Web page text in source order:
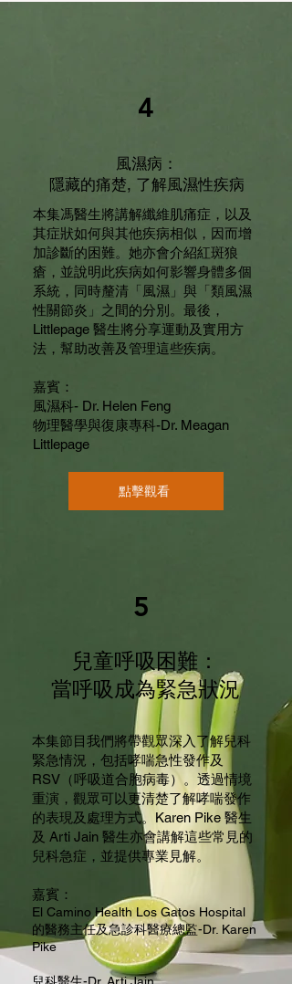
4
風濕病：
隱藏的痛楚, 了解風濕性疾病
本集馮醫生將講解纖維肌痛症，以及
其症狀如何與其他疾病相似，因而增
加診斷的困難。她亦會介紹紅斑狼
瘡，並說明此疾病如何影響身體多個
系統，同時釐清「風濕」與「類風濕
性關節炎」之間的分別。最後，
Littlepage 醫生將分享運動及實用方
法，幫助改善及管理這些疾病。
嘉賓：
風濕科- Dr. Helen Feng
物理醫學與復康專科-Dr. Meagan
Littlepage
點擊觀看
5
兒童呼吸困難：
當呼吸成為緊急狀況
本集節目我們將帶觀眾深入了解兒科
緊急情況，包括哮喘急性發作及
RSV（呼吸道合胞病毒）。透過情境
重演，觀眾可以更清楚了解哮喘發作
的表現及處理方式。Karen Pike 醫生
及 Arti Jain 醫生亦會講解這些常見的
兒科急症，並提供專業見解。
嘉賓：
El Camino Health Los Gatos Hospital
的醫務主任及急診科醫療總監-Dr. Karen
Pike